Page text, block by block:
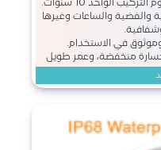
والساعات وغيرها